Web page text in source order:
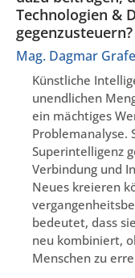
Technologien &
gegenzusteuern?
Mag. Dagmar
Künstliche
unendlichen
ein mächtiges
Problemanalyse.
Superintelligenz
Verbindung und
Neues kreieren
bedeutet, dass
neu kombiniert,
Menschen zu